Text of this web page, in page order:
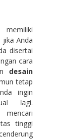
jika Anda
disertai
cara
desain
tetap
ingin
lagi.
mencari
tinggi